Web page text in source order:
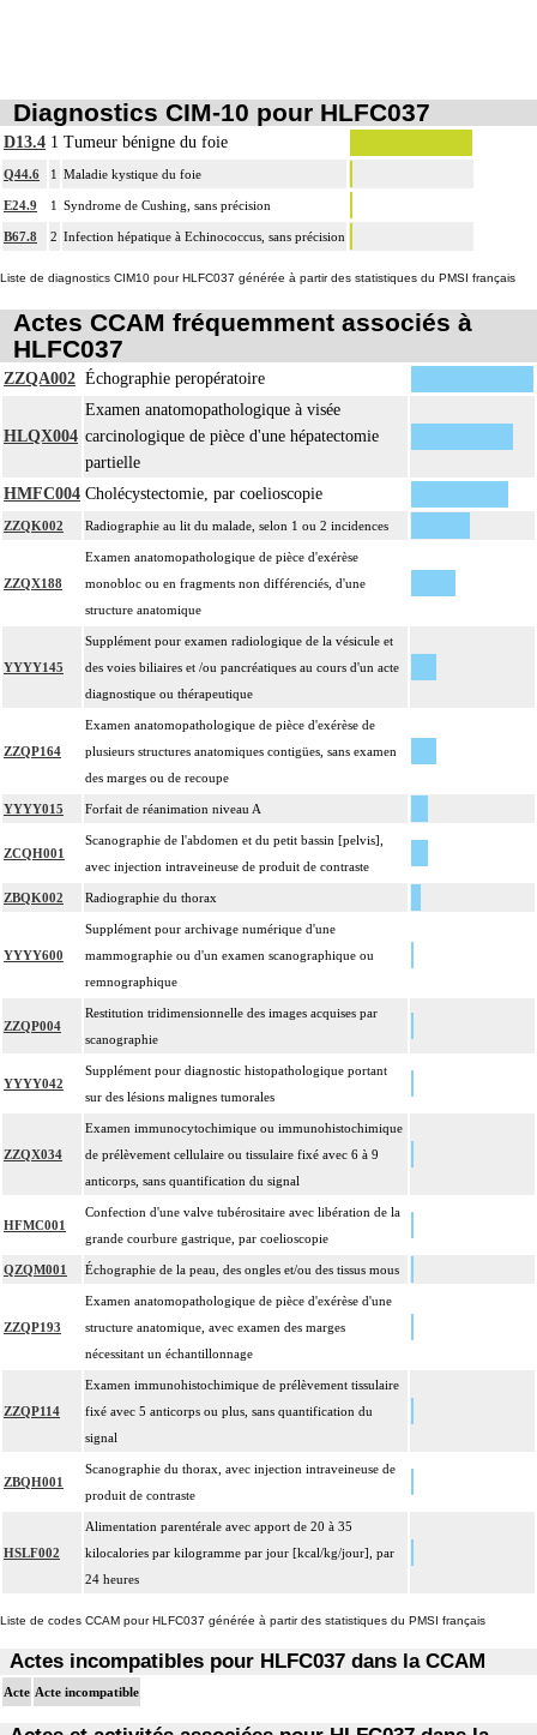
Diagnostics CIM-10 pour HLFC037
D13.4 1 Tumeur bénigne du foie
Q44.6 1 Maladie kystique du foie
E24.9 1 Syndrome de Cushing, sans précision
B67.8 2 Infection hépatique à Echinococcus, sans précision
Liste de diagnostics CIM10 pour HLFC037 générée à partir des statistiques du PMSI français
Actes CCAM fréquemment associés à
HLFC037
ZZQA002 Échographie peropératoire
HLQX004
Examen anatomopathologique à visée
carcinologique de pièce d'une hépatectomie
partielle
HMFC004 Cholécystectomie, par coelioscopie
ZZQK002 Radiographie au lit du malade, selon 1 ou 2 incidences
ZZQX188
Examen anatomopathologique de pièce d'exérèse
monobloc ou en fragments non différenciés, d'une
structure anatomique
YYYY145
Supplément pour examen radiologique de la vésicule et
des voies biliaires et /ou pancréatiques au cours d'un acte
diagnostique ou thérapeutique
ZZQP164
Examen anatomopathologique de pièce d'exérèse de
plusieurs structures anatomiques contigües, sans examen
des marges ou de recoupe
YYYY015 Forfait de réanimation niveau A
ZCQH001
Scanographie de l'abdomen et du petit bassin [pelvis],
avec injection intraveineuse de produit de contraste
ZBQK002 Radiographie du thorax
YYYY600
Supplément pour archivage numérique d'une
mammographie ou d'un examen scanographique ou
remnographique
ZZQP004
Restitution tridimensionnelle des images acquises par
scanographie
YYYY042
Supplément pour diagnostic histopathologique portant
sur des lésions malignes tumorales
ZZQX034
Examen immunocytochimique ou immunohistochimique
de prélèvement cellulaire ou tissulaire fixé avec 6 à 9
anticorps, sans quantification du signal
HFMC001
Confection d'une valve tubérositaire avec libération de la
grande courbure gastrique, par coelioscopie
QZQM001 Échographie de la peau, des ongles et/ou des tissus mous
ZZQP193
Examen anatomopathologique de pièce d'exérèse d'une
structure anatomique, avec examen des marges
nécessitant un échantillonnage
ZZQP114
Examen immunohistochimique de prélèvement tissulaire
fixé avec 5 anticorps ou plus, sans quantification du
signal
ZBQH001
Scanographie du thorax, avec injection intraveineuse de
produit de contraste
HSLF002
Alimentation parentérale avec apport de 20 à 35
kilocalories par kilogramme par jour [kcal/kg/jour], par
24 heures
Liste de codes CCAM pour HLFC037 générée à partir des statistiques du PMSI français
Actes incompatibles pour HLFC037 dans la CCAM
Acte Acte incompatible